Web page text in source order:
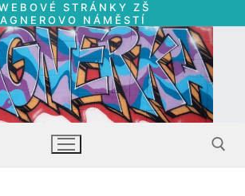
STRÁNKY ZŠ
NÁMĚSTÍ